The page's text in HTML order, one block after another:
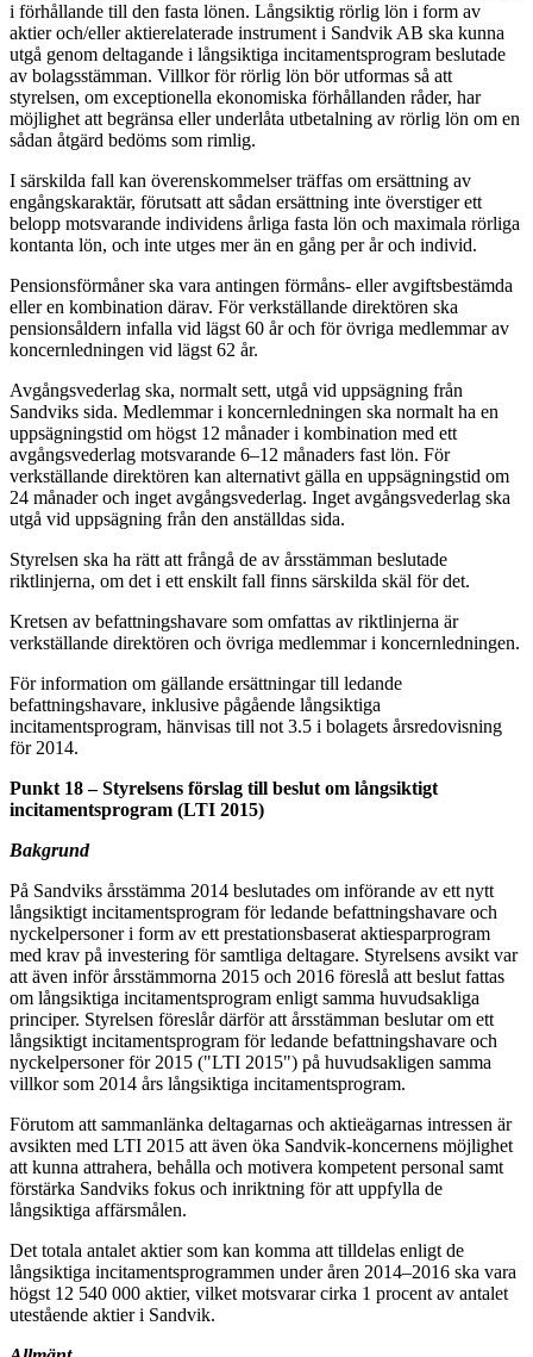
i förhållande till den fasta lönen. Långsiktig rörlig lön i form av
aktier och/eller aktierelaterade instrument i Sandvik AB ska kunna
utgå genom deltagande i långsiktiga incitamentsprogram beslutade
av bolagsstämman. Villkor för rörlig lön bör utformas så att
styrelsen, om exceptionella ekonomiska förhållanden råder, har
möjlighet att begränsa eller underlåta utbetalning av rörlig lön om en
sådan åtgärd bedöms som rimlig.
I särskilda fall kan överenskommelser träffas om ersättning av
engångskaraktär, förutsatt att sådan ersättning inte överstiger ett
belopp motsvarande individens årliga fasta lön och maximala rörliga
kontanta lön, och inte utges mer än en gång per år och individ.
Pensionsförmåner ska vara antingen förmåns- eller avgiftsbestämda
eller en kombination därav. För verkställande direktören ska
pensionsåldern infalla vid lägst 60 år och för övriga medlemmar av
koncernledningen vid lägst 62 år.
Avgångsvederlag ska, normalt sett, utgå vid uppsägning från
Sandviks sida. Medlemmar i koncernledningen ska normalt ha en
uppsägningstid om högst 12 månader i kombination med ett
avgångsvederlag motsvarande 6–12 månaders fast lön. För
verkställande direktören kan alternativt gälla en uppsägningstid om
24 månader och inget avgångsvederlag. Inget avgångsvederlag ska
utgå vid uppsägning från den anställdas sida.
Styrelsen ska ha rätt att frångå de av årsstämman beslutade
riktlinjerna, om det i ett enskilt fall finns särskilda skäl för det.
Kretsen av befattningshavare som omfattas av riktlinjerna är
verkställande direktören och övriga medlemmar i koncernledningen.
För information om gällande ersättningar till ledande
befattningshavare, inklusive pågående långsiktiga
incitamentsprogram, hänvisas till not 3.5 i bolagets årsredovisning
för 2014.
Punkt 18 – Styrelsens förslag till beslut om långsiktigt
incitamentsprogram (LTI 2015)
Bakgrund
På Sandviks årsstämma 2014 beslutades om införande av ett nytt
långsiktigt incitamentsprogram för ledande befattningshavare och
nyckelpersoner i form av ett prestationsbaserat aktiesparprogram
med krav på investering för samtliga deltagare. Styrelsens avsikt var
att även inför årsstämmorna 2015 och 2016 föreslå att beslut fattas
om långsiktiga incitamentsprogram enligt samma huvudsakliga
principer. Styrelsen föreslår därför att årsstämman beslutar om ett
långsiktigt incitamentsprogram för ledande befattningshavare och
nyckelpersoner för 2015 ("LTI 2015") på huvudsakligen samma
villkor som 2014 års långsiktiga incitamentsprogram.
Förutom att sammanlänka deltagarnas och aktieägarnas intressen är
avsikten med LTI 2015 att även öka Sandvik-koncernens möjlighet
att kunna attrahera, behålla och motivera kompetent personal samt
förstärka Sandviks fokus och inriktning för att uppfylla de
långsiktiga affärsmålen.
Det totala antalet aktier som kan komma att tilldelas enligt de
långsiktiga incitamentsprogrammen under åren 2014–2016 ska vara
högst 12 540 000 aktier, vilket motsvarar cirka 1 procent av antalet
utestående aktier i Sandvik.